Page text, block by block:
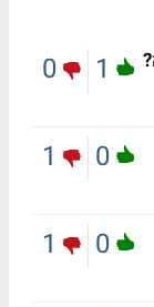
1
0
0
1
0
1